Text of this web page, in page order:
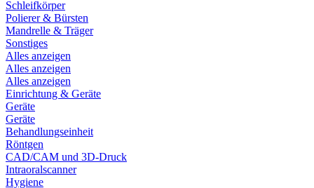
Schleifkörper
Polierer & Bürsten
Mandrelle & Träger
Sonstiges
Alles anzeigen
Alles anzeigen
Alles anzeigen
Einrichtung & Geräte
Geräte
Geräte
Behandlungseinheit
Röntgen
CAD/CAM und 3D-Druck
Intraoralscanner
Hygiene